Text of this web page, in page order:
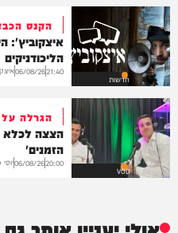
חדשות
הקנס
איצקוביץ':
הליכודניקים
21:40
06/08/26
VOD
הגרלה
הזמנים'
20:00
06/08/26